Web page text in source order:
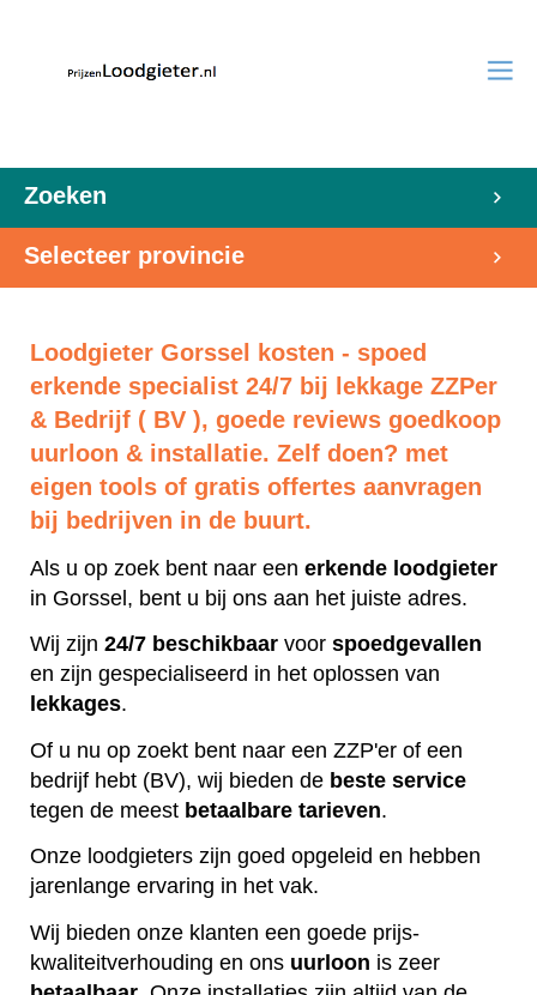
Zoeken
Selecteer provincie
Loodgieter Gorssel kosten - spoed
erkende specialist 24/7 bij lekkage ZZPer
& Bedrijf ( BV ), goede reviews goedkoop
uurloon & installatie. Zelf doen? met
eigen tools of gratis offertes aanvragen
bij bedrijven in de buurt.
Als u op zoek bent naar een erkende loodgieter
in Gorssel, bent u bij ons aan het juiste adres.
Wij zijn 24/7 beschikbaar voor spoedgevallen
en zijn gespecialiseerd in het oplossen van
lekkages.
Of u nu op zoekt bent naar een ZZP'er of een
bedrijf hebt (BV), wij bieden de beste service
tegen de meest betaalbare tarieven.
Onze loodgieters zijn goed opgeleid en hebben
jarenlange ervaring in het vak.
Wij bieden onze klanten een goede prijs-
kwaliteitverhouding en ons uurloon is zeer